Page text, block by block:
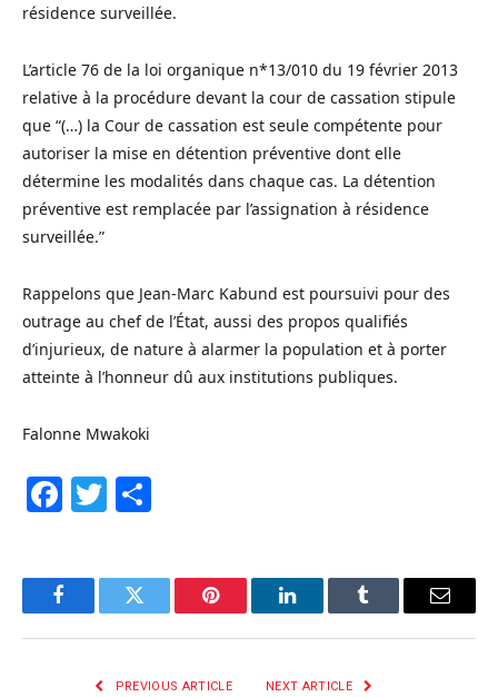
résidence surveillée.
L’article 76 de la loi organique n*13/010 du 19 février 2013
relative à la procédure devant la cour de cassation stipule
que “(…) la Cour de cassation est seule compétente pour
autoriser la mise en détention préventive dont elle
détermine les modalités dans chaque cas. La détention
préventive est remplacée par l’assignation à résidence
surveillée.”
Rappelons que Jean-Marc Kabund est poursuivi pour des
outrage au chef de l’État, aussi des propos qualifiés
d’injurieux, de nature à alarmer la population et à porter
atteinte à l’honneur dû aux institutions publiques.
Falonne Mwakoki
Facebook
Twitter
FacebookTwitter Pinterest LinkedInTumblr Email
PREVIOUS ARTICLE NEXT ARTICLE